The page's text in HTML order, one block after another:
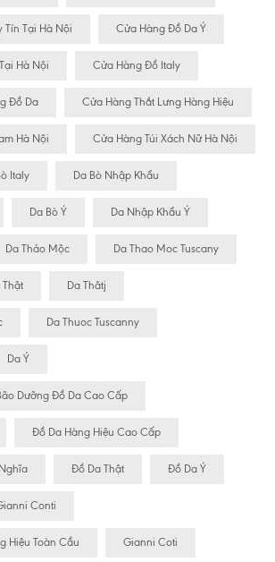
Tín Tại Hà Nội Cửa Hàng Đồ Da Ý
Hà Nội Cửa Hàng Đồ Italy
Đồ Da Cửa Hàng Thắt Lưng Hàng Hiệu
Hà Nội Cửa Hàng Túi Xách Nữ Hà Nội
Italy Da Bò Nhập Khẩu
Da Bò Ý Da Nhập Khẩu Ý
Da Thảo Mộc Da Thao Moc Tuscany
Thật Da Thâtj
Da Thuoc Tuscanny
Da Ý
Dưỡng Đồ Da Cao Cấp
Đồ Da Hàng Hiệu Cao Cấp
Đồ Da Thật Đồ Da Ý
Conti
Hiệu Toàn Cầu Gianni Coti